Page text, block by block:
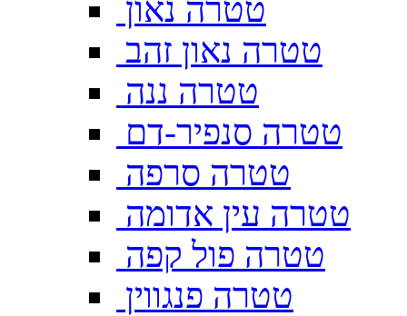
טטרה נאון
טטרה נאון זהב
טטרה ננה
טטרה סנפיר-דם
טטרה סרפה
טטרה עין אדומה
טטרה פול קפה
טטרה פנגווין